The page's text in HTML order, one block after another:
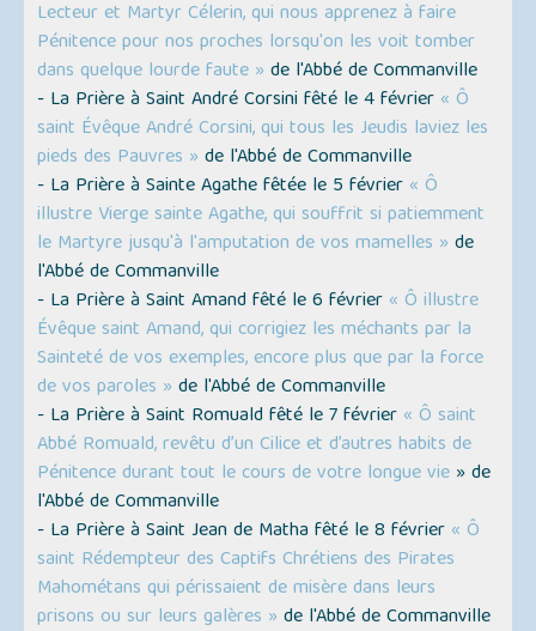
Lecteur et Martyr Célerin, qui nous apprenez à faire
Pénitence pour nos proches lorsqu'on les voit tomber
dans quelque lourde faute » de l'Abbé de Commanville
- La Prière à Saint André Corsini fêté le 4 février « Ô
saint Évêque André Corsini, qui tous les Jeudis laviez les
pieds des Pauvres » de l'Abbé de Commanville
- La Prière à Sainte Agathe fêtée le 5 février « Ô
illustre Vierge sainte Agathe, qui souffrit si patiemment
le Martyre jusqu'à l'amputation de vos mamelles » de
l'Abbé de Commanville
- La Prière à Saint Amand fêté le 6 février « Ô illustre
Évêque saint Amand, qui corrigiez les méchants par la
Sainteté de vos exemples, encore plus que par la force
de vos paroles » de l'Abbé de Commanville
- La Prière à Saint Romuald fêté le 7 février « Ô saint
Abbé Romuald, revêtu d’un Cilice et d’autres habits de
Pénitence durant tout le cours de votre longue vie » de
l'Abbé de Commanville
- La Prière à Saint Jean de Matha fêté le 8 février « Ô
saint Rédempteur des Captifs Chrétiens des Pirates
Mahométans qui périssaient de misère dans leurs
prisons ou sur leurs galères » de l'Abbé de Commanville